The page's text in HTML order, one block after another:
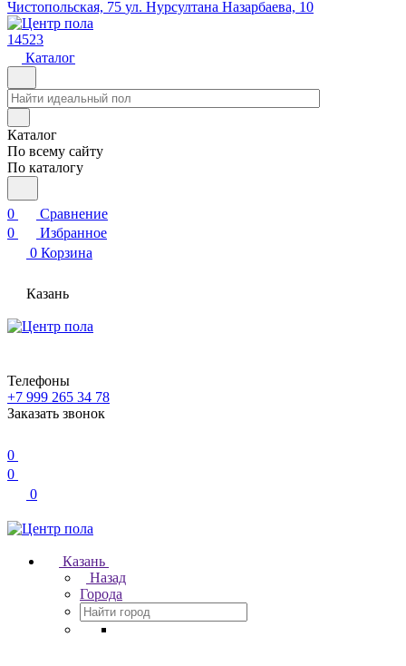
Чистопольская, 75 ул. Нурсултана Назарбаева, 10
14523
Каталог
Каталог
По всему сайту
По каталогу
0
Сравнение
0
Избранное
0 Корзина
Казань
Телефоны
+7 999 265 34 78
Заказать звонок
0
0
0
Казань
Назад
Города